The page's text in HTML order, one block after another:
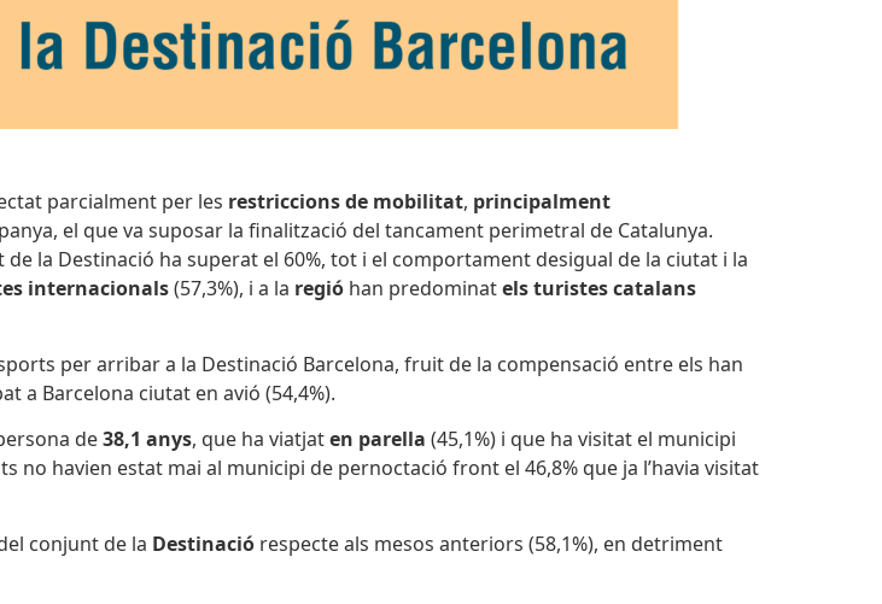
parcialment per les restriccions de mobilitat, principalment
el que va suposar la finalització del tancament perimetral de Catalunya.
la Destinació ha superat el 60%, tot i el comportament desigual de la ciutat i la
internacionals(57,3%), i a la regió han predominatels turistes catalans
per arribar a la Destinació Barcelona, fruit de la compensació entre els han
a Barcelona ciutat en avió (54,4%).
de38,1 anys, que ha viatjaten parella (45,1%) i que ha visitat el municipi
no havien estat mai al municipi de pernoctació front el 46,8% que ja l’havia visitat
conjunt de la Destinació respecte als mesos anteriors (58,1%), en detriment